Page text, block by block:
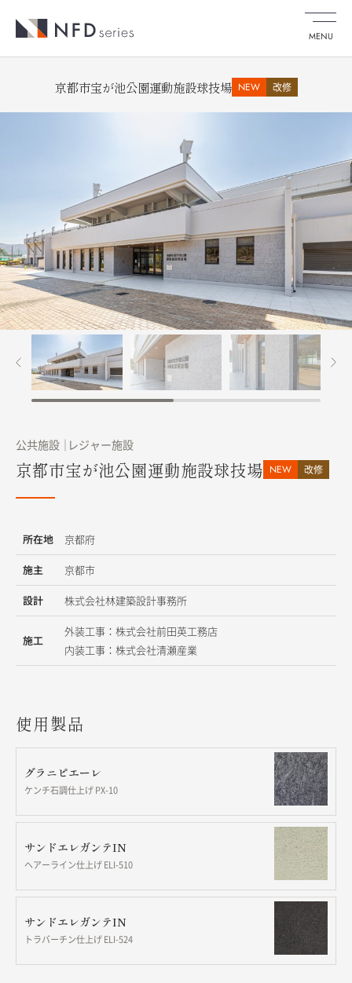
MENU
京都市宝が池公園運動施設球技場 NEW 改修
公共施設 レジャー施設
京都市宝が池公園運動施設球技場 NEW 改修
所在地 京都府
施主 京都市
設計 株式会社林建築設計事務所
施工
外装工事：株式会社前田英工務店
内装工事：株式会社清瀬産業
使用製品
グラニピエーレ
ケンチ石調仕上げ PX-10
サンドエレガンテIN
ヘアーライン仕上げ ELI-510
サンドエレガンテIN
トラバーチン仕上げ ELI-524